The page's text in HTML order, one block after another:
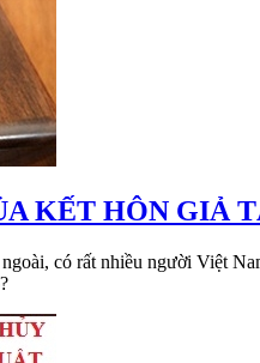
KẾT HÔN GIẢ
có rất nhiều người Việt